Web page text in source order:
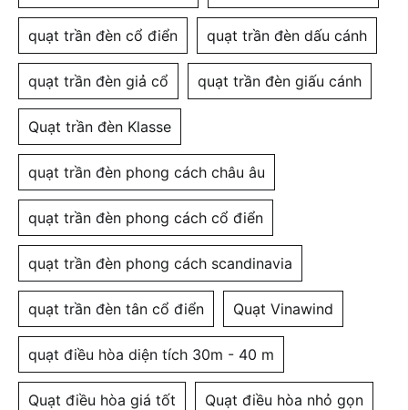
quạt trần đèn cổ điển quạt trần đèn dấu cánh
quạt trần đèn giả cổ quạt trần đèn giấu cánh
Quạt trần đèn Klasse
quạt trần đèn phong cách châu âu
quạt trần đèn phong cách cổ điển
quạt trần đèn phong cách scandinavia
quạt trần đèn tân cổ điển Quạt Vinawind
quạt điều hòa diện tích 30m - 40 m
Quạt điều hòa giá tốt Quạt điều hòa nhỏ gọn